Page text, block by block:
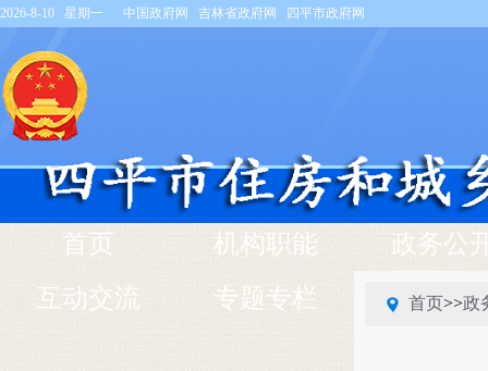
2026-8-10 星期一 中国政府网 吉林省政府网 四平市政府网
首页 机构职能
政务公
互动交流
专题专栏 首页>>政